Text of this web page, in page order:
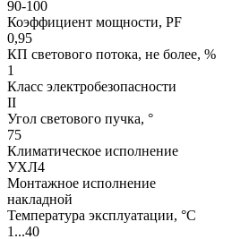
90-100
Коэффициент мощности, PF
0,95
КП светового потока, не более, %
1
Класс электробезопасности
II
Угол светового пучка, °
75
Климатическое исполнение
УХЛ4
Монтажное исполнение
накладной
Температура эксплуатации, °С
1...40